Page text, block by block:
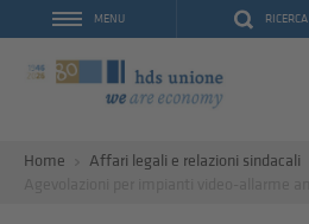
RICERCA
MENU
Home
Affari legali e relazioni sindacali